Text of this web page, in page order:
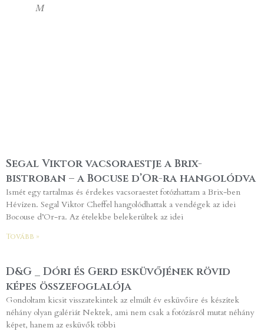
M
Segal Viktor vacsoraestje a Brix-
bistroban – a Bocuse d’Or-ra hangolódva
Ismét egy tartalmas és érdekes vacsoraestet fotózhattam a Brix-ben
Hévízen. Segal Viktor Cheffel hangolódhattak a vendégek az idei
Bocouse d’Or-ra. Az ételekbe belekerültek az idei
Tovább »
D&G _ Dóri és Gerd esküvőjének rövid
képes összefoglalója
Gondoltam kicsit visszatekintek az elmúlt év esküvőire és készítek
néhány olyan galériát Nektek, ami nem csak a fotózásról mutat néhány
képet, hanem az esküvők többi